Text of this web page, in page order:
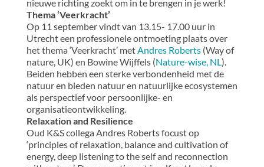
nieuwe richting zoekt om in te brengen in je werk!
Thema ‘Veerkracht’
Op 11 september vindt van 13.15- 17.00 uur in
Utrecht een professionele ontmoeting plaats over
het thema ‘Veerkracht’ metAndres Roberts(Way of
nature, UK) en Bowine Wijffels (Nature-wise, NL).
Beiden hebben een sterke verbondenheid met de
natuur en bieden natuur en natuurlijke ecosystemen
als perspectief voor persoonlijke- en
organisatieontwikkeling.
Relaxation and Resilience
Oud K&S collega Andres Roberts focust op
‘principles of relaxation, balance and cultivation of
energy, deep listening to the self and reconnection